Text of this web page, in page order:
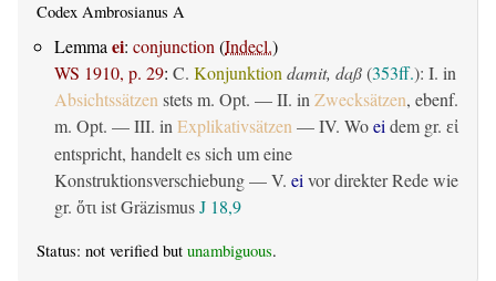
Codex Ambrosianus A
Lemma ei: conjunction (Indecl.)
WS 1910, p. 29: C. Konjunktion damit, daß(353ff.): I. in
Absichtssätzen stets m. Opt. — II. in Zwecksätzen, ebenf.
m. Opt. — III. in Explikativsätzen — IV. Woei dem gr. εἰ
entspricht, handelt es sich um eine
Konstruktionsverschiebung — V. ei vor direkter Rede wie
gr. ὅτι ist GräzismusJ 18,9
Status: not verified but unambiguous.